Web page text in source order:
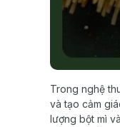
Trong nghệ
và tạo cảm
lượng bột mì